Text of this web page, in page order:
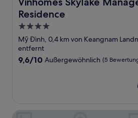
Residence
4.0-
Sterne-
Unterkunft
Mỹ Đình, 0,4 km von Keangnam
entfernt
9.6
9,6/10 Außergewöhnlich (5